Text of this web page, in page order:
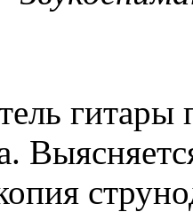
гитары